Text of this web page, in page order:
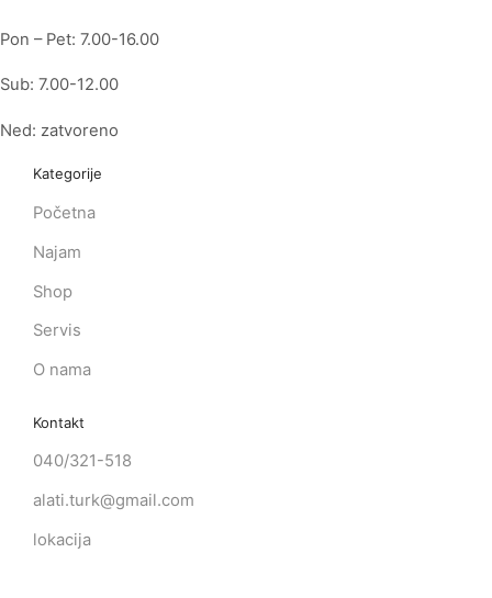
Pon – Pet: 7.00-16.00
Sub: 7.00-12.00
Ned: zatvoreno
Kategorije
Početna
Najam
Shop
Servis
O nama
Kontakt
040/321-518
alati.turk@gmail.com
lokacija